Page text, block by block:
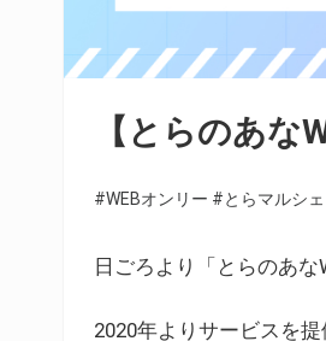
【とらのあな
#WEBオンリー #とらマルシェ
日ごろより「とらのあな
2020年よりサービスを